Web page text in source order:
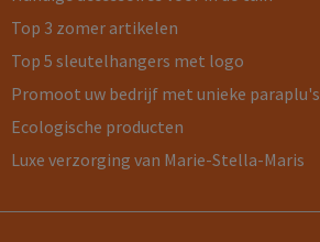
Top 3 zomer artikelen
Top 5 sleutelhangers met logo
Promoot uw bedrijf met unieke paraplu's
Ecologische producten
Luxe verzorging van Marie-Stella-Maris